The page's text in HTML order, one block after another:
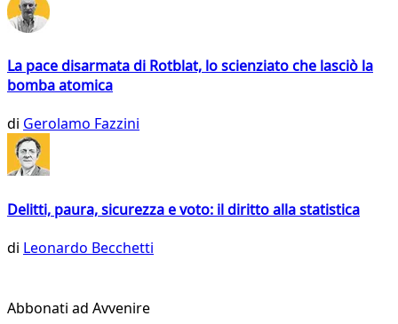
La pace disarmata di Rotblat, lo scienziato che lasciò la
bomba atomica
di Gerolamo Fazzini
Delitti, paura, sicurezza e voto: il diritto alla statistica
di Leonardo Becchetti
Abbonati ad Avvenire